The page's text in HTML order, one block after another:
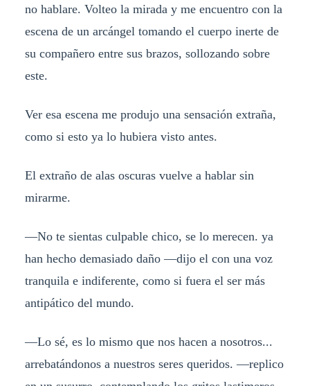
no hablare. Volteo la mirada y me encuentro con la
escena de un arcángel tomando el cuerpo inerte de
su compañero entre sus brazos, sollozando sobre
este.
Ver esa escena me produjo una sensación extraña,
como si esto ya lo hubiera visto antes.
El extraño de alas oscuras vuelve a hablar sin
mirarme.
—No te sientas culpable chico, se lo merecen. ya
han hecho demasiado daño —dijo el con una voz
tranquila e indiferente, como si fuera el ser más
antipático del mundo.
—Lo sé, es lo mismo que nos hacen a nosotros...
arrebatándonos a nuestros seres queridos. —replico